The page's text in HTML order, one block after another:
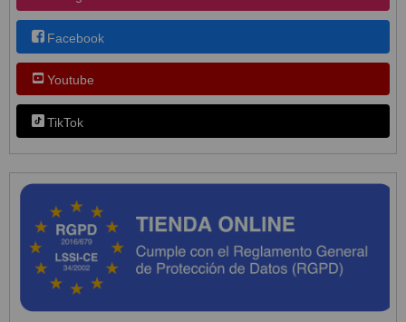
Facebook
Youtube
TikTok